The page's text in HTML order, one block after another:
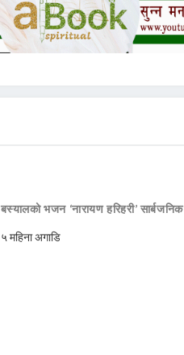
बस्यालको भजन ‘नारायण हरिहरी’ सार्बजनिक
५ महिना अगाडि